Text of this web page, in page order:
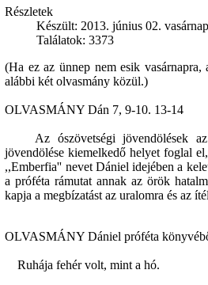
Részletek
Készült: 2013. június 02.
Találatok: 3373
(Ha ez az ünnep nem esik
alábbi két olvasmány közül.)
OLVASMÁNY Dán 7, 9-10. 13-14
Az ószövetségi jövendölések az
jövendölése kiemelkedő helyet foglal
,,Emberfia'' nevet Dániel idejében a
a próféta rámutat annak az örök
kapja a megbízatást az uralomra és az
OLVASMÁNY Dániel próféta
Ruhája fehér volt, mint a hó.